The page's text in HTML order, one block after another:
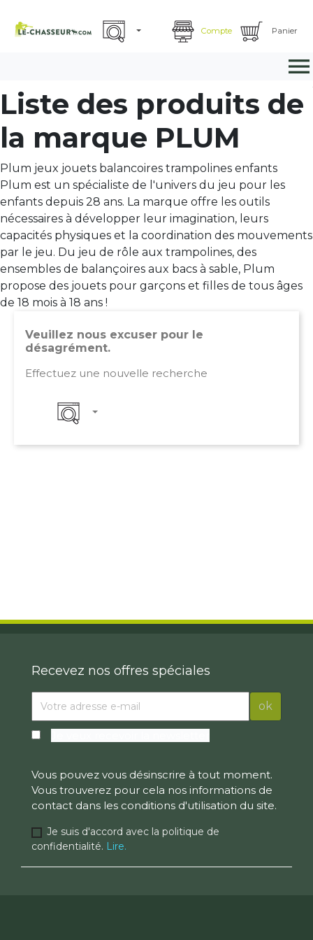
Compte Panier

Liste des produits de
la marque PLUM
Plum jeux jouets balancoires trampolines enfants
Plum est un spécialiste de l'univers du jeu pour les
enfants depuis 28 ans. La marque offre les outils
nécessaires à développer leur imagination, leurs
capacités physiques et la coordination des mouvements
par le jeu. Du jeu de rôle aux trampolines, des
ensembles de balançoires aux bacs à sable, Plum
propose des jouets pour garçons et filles de tous âges
de 18 mois à 18 ans !
Veuillez nous excuser pour le
désagrément.
Effectuez une nouvelle recherche
Recevez nos offres spéciales
Vous pouvez vous désinscrire à tout moment.
Vous trouverez pour cela nos informations de
contact dans les conditions d'utilisation du site.
Je suis d'accord avec la politique de
confidentialité. Lire.